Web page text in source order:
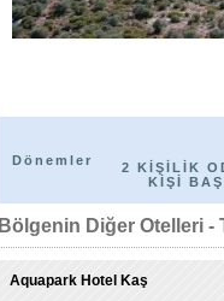
Dönemler
2 KİŞİLİK
KİŞİ
Bölgenin Diğer Otelleri -
Aquapark Hotel Kaş